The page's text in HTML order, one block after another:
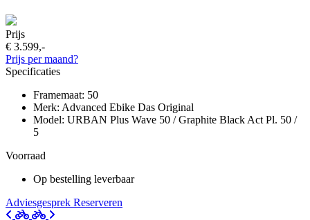
Prijs
€ 3.599,-
Prijs per maand?
Specificaties
Framemaat: 50
Merk: Advanced Ebike Das Original
Model: URBAN Plus Wave 50 / Graphite Black Act Pl. 50 /
5
Voorraad
Op bestelling leverbaar
Adviesgesprek Reserveren